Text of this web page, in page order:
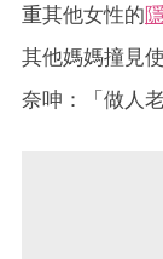
重其他女性的
其他媽媽撞見
奈呻：「做人